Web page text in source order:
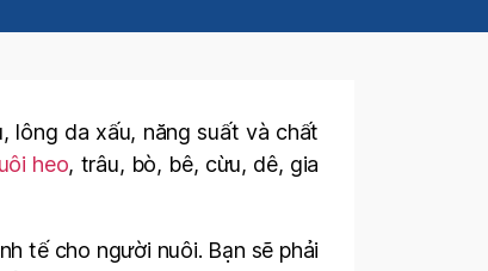
lông da xấu, năng suất và chất
heo, trâu, bò, bê, cừu, dê, gia
tế cho người nuôi. Bạn sẽ phải